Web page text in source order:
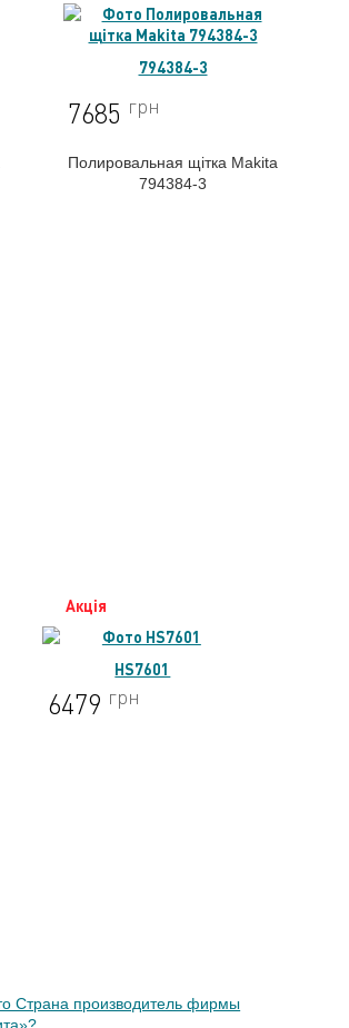
794384-3
7685 грн
Полировальная щітка Makita
794384-3
Акція
UC4020A
9368 грн